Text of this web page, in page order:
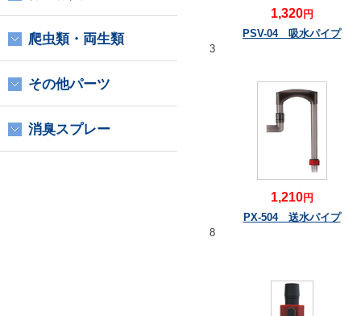
1,320円
PSV-04 吸水パイプ
3
1,210円
PX-504 送水パイプ
8
爬虫類・両生類
その他パーツ
消臭スプレー